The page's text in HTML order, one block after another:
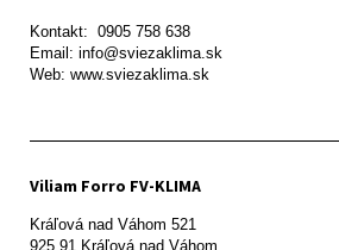
Kontakt:  0905 758 638
Email: info@sviezaklima.sk
Web: www.sviezaklima.sk
Viliam Forro FV-KLIMA
Kráľová nad Váhom 521